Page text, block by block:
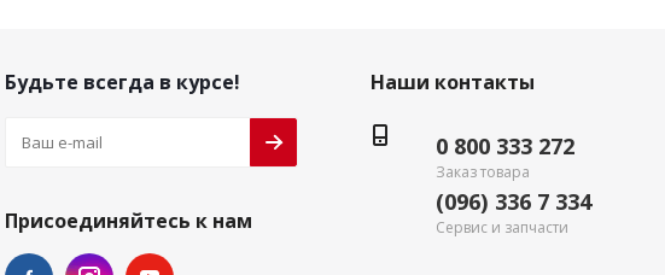
Будьте всегда в курсе!
Присоединяйтесь к нам
Наши контакты
0 800 333 272
Заказ товара
(096) 336 7 334
Сервис и запчасти